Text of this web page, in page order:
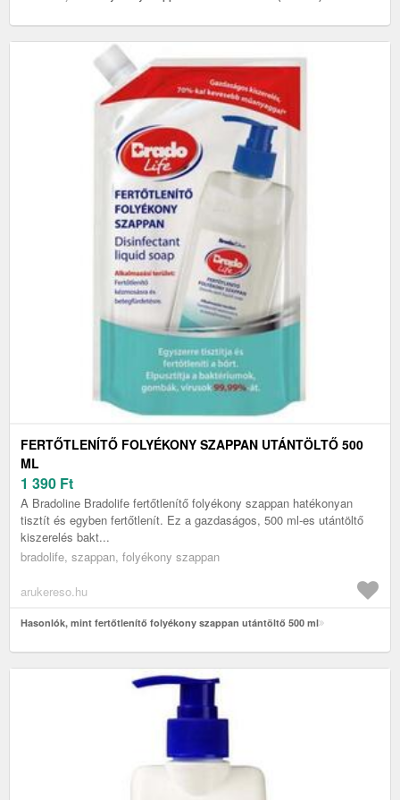
FERTŐTLENÍTŐ FOLYÉKONY SZAPPAN UTÁNTÖLTŐ 500
ML
1 390 Ft
A Bradoline Bradolife fertőtlenítő folyékony szappan hatékonyan
tisztít és egyben fertőtlenít. Ez a gazdaságos, 500 ml-es utántöltő
kiszerelés bakt...
bradolife, szappan, folyékony szappan
arukereso.hu
Hasonlók, mint fertőtlenítő folyékony szappan utántöltő 500 ml